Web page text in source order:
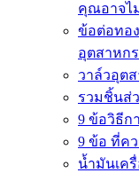
คุณอาจไ
ข้อต่อทอ
อุตสาหก
วาล์วอุตส
รวมชิ้นส่
9 ข้อวิธีก
9 ข้อ ที่ค
น้ำมันเค